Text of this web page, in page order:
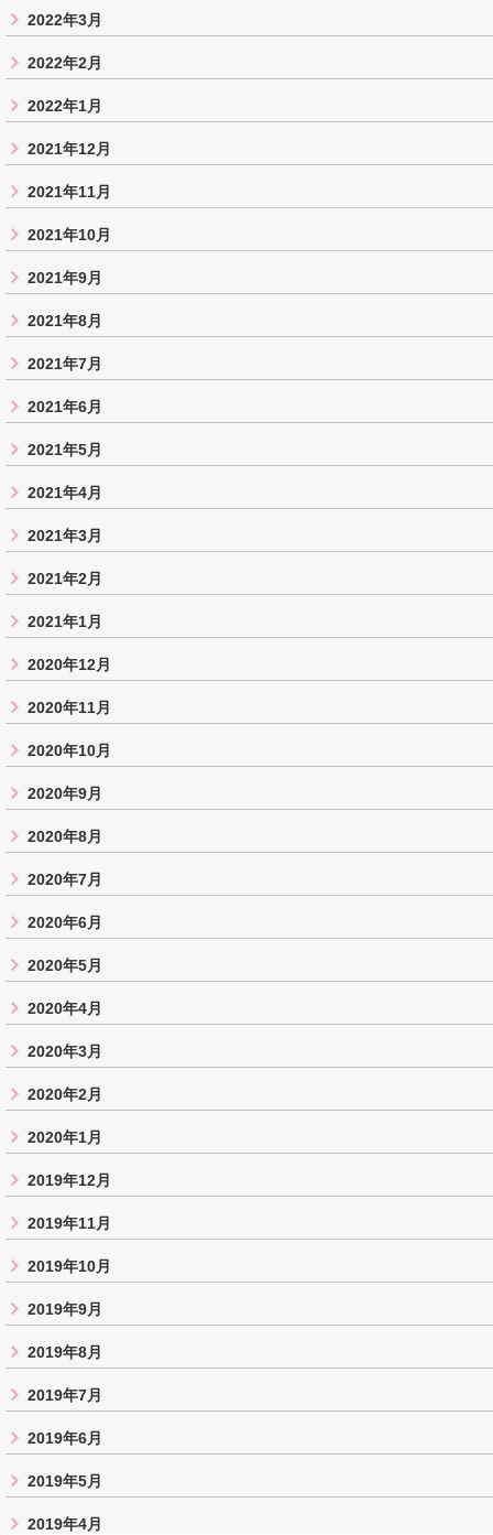
2022年3月
2022年2月
2022年1月
2021年12月
2021年11月
2021年10月
2021年9月
2021年8月
2021年7月
2021年6月
2021年5月
2021年4月
2021年3月
2021年2月
2021年1月
2020年12月
2020年11月
2020年10月
2020年9月
2020年8月
2020年7月
2020年6月
2020年5月
2020年4月
2020年3月
2020年2月
2020年1月
2019年12月
2019年11月
2019年10月
2019年9月
2019年8月
2019年7月
2019年6月
2019年5月
2019年4月